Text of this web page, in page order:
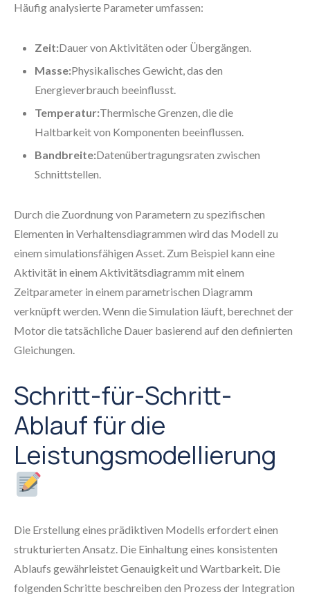
Häufig analysierte Parameter umfassen:
Zeit:Dauer von Aktivitäten oder Übergängen.
Masse:Physikalisches Gewicht, das den
Energieverbrauch beeinflusst.
Temperatur:Thermische Grenzen, die die
Haltbarkeit von Komponenten beeinflussen.
Bandbreite:Datenübertragungsraten zwischen
Schnittstellen.
Durch die Zuordnung von Parametern zu spezifischen
Elementen in Verhaltensdiagrammen wird das Modell zu
einem simulationsfähigen Asset. Zum Beispiel kann eine
Aktivität in einem Aktivitätsdiagramm mit einem
Zeitparameter in einem parametrischen Diagramm
verknüpft werden. Wenn die Simulation läuft, berechnet der
Motor die tatsächliche Dauer basierend auf den definierten
Gleichungen.
Schritt-für-Schritt-
Ablauf für die
Leistungsmodellierung
Die Erstellung eines prädiktiven Modells erfordert einen
strukturierten Ansatz. Die Einhaltung eines konsistenten
Ablaufs gewährleistet Genauigkeit und Wartbarkeit. Die
folgenden Schritte beschreiben den Prozess der Integration